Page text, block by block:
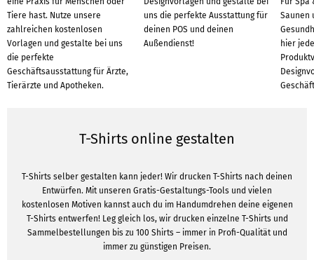
Tiere hast. Nutze unsere
zahlreichen kostenlosen
Vorlagen und gestalte bei uns
die perfekte
Geschäftsausstattung für Ärzte,
Tierärzte und Apotheken.
uns die perfekte Ausstattung für
deinen POS und deinen
Außendienst!
Saunen
hier
T-Shirts online gestalten
T-Shirts selber gestalten kann jeder! Wir drucken T-Shirts nach deinen
Entwürfen. Mit unseren Gratis-Gestaltungs-Tools und vielen
kostenlosen Motiven kannst auch du im Handumdrehen deine eigenen
T-Shirts entwerfen! Leg gleich los, wir drucken einzelne T-Shirts und
Sammelbestellungen bis zu 100 Shirts – immer in Profi-Qualität und
immer zu günstigen Preisen.